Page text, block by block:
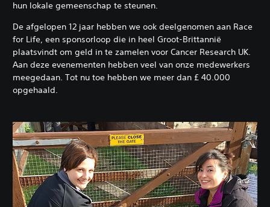
hun lokale gemeenschap te steunen.
De afgelopen 12 jaar hebben we ook deelgenomen aan Race
for Life, een sponsorloop die in heel Groot-Brittannië
plaatsvindt om geld in te zamelen voor Cancer Research UK.
Aan deze evenementen hebben veel van onze medewerkers
meegedaan. Tot nu toe hebben we meer dan £ 40.000
opgehaald.